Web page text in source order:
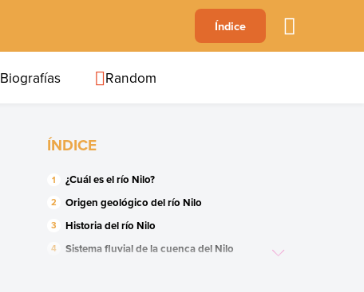
B C F
Índice
Biografías Random
ÍNDICE
¿Cuál es el río Nilo?
Origen geológico del río Nilo
Historia del río Nilo
Sistema fluvial de la cuenca del Nilo